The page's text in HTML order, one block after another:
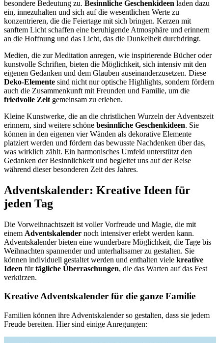
besondere Bedeutung zu. Besinnliche Geschenkideen laden dazu
ein, innezuhalten und sich auf die wesentlichen Werte zu
konzentrieren, die die Feiertage mit sich bringen. Kerzen mit
sanftem Licht schaffen eine beruhigende Atmosphäre und erinnern
an die Hoffnung und das Licht, das die Dunkelheit durchdringt.
Medien, die zur Meditation anregen, wie inspirierende Bücher oder
kunstvolle Schriften, bieten die Möglichkeit, sich intensiv mit den
eigenen Gedanken und dem Glauben auseinanderzusetzen. Diese
Deko-Elemente sind nicht nur optische Highlights, sondern fördern
auch die Zusammenkunft mit Freunden und Familie, um die
friedvolle Zeit gemeinsam zu erleben.
Kleine Kunstwerke, die an die christlichen Wurzeln der Adventszeit
erinnern, sind weitere schöne besinnliche Geschenkideen. Sie
können in den eigenen vier Wänden als dekorative Elemente
platziert werden und fördern das bewusste Nachdenken über das,
was wirklich zählt. Ein harmonisches Umfeld unterstützt den
Gedanken der Besinnlichkeit und begleitet uns auf der Reise
während dieser besonderen Zeit des Jahres.
Adventskalender: Kreative Ideen für
jeden Tag
Die Vorweihnachtszeit ist voller Vorfreude und Magie, die mit
einem Adventskalender noch intensiver erlebt werden kann.
Adventskalender bieten eine wunderbare Möglichkeit, die Tage bis
Weihnachten spannender und unterhaltsamer zu gestalten. Sie
können individuell gestaltet werden und enthalten viele kreative
Ideen fürtägliche Überraschungen, die das Warten auf das Fest
verkürzen.
Kreative Adventskalender für die ganze Familie
Familien können ihre Adventskalender so gestalten, dass sie jedem
Freude bereiten. Hier sind einige Anregungen: